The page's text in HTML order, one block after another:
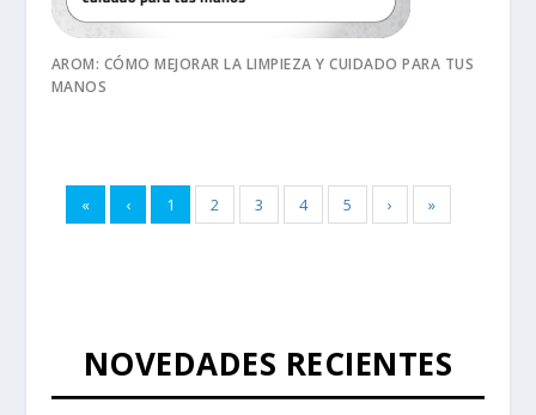
AROM: CÓMO MEJORAR LA LIMPIEZA Y CUIDADO PARA TUS
MANOS
« ‹ 1 2 3 4 5 › »
NOVEDADES RECIENTES